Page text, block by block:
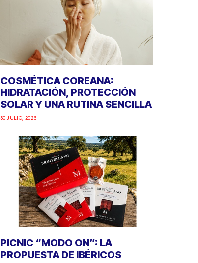
COSMÉTICA COREANA:
HIDRATACIÓN, PROTECCIÓN
SOLAR Y UNA RUTINA SENCILLA
30 JULIO, 2026
PICNIC “MODO ON”: LA
PROPUESTA DE IBÉRICOS